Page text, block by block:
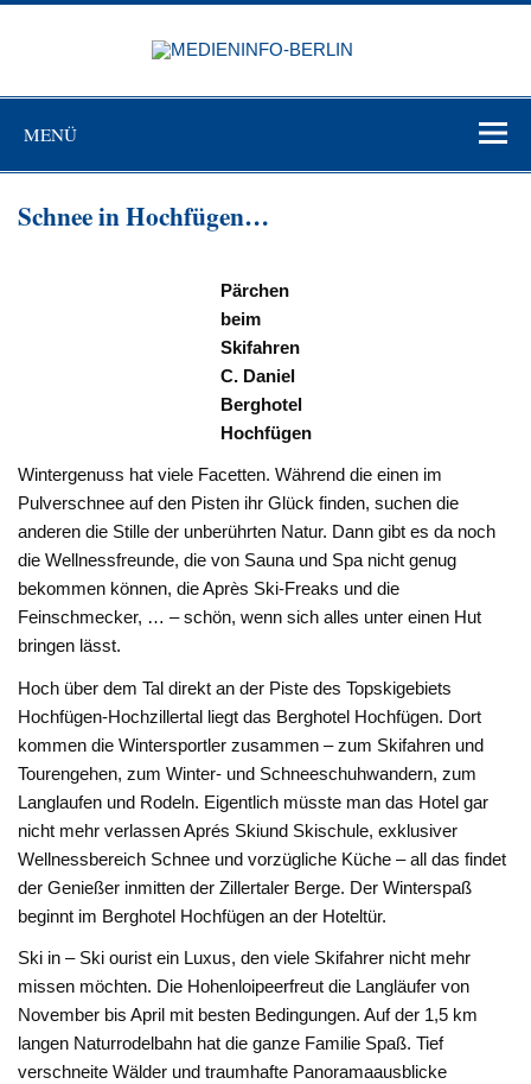
Zum
MENÜ
Schnee in Hochfügen…
Pärchen
beim
Skifahren
C. Daniel
Berghotel
Hochfügen
Wintergenuss hat viele Facetten. Während die einen im
Pulverschnee auf den Pisten ihr Glück finden, suchen die
anderen die Stille der unberührten Natur. Dann gibt es da noch
die Wellnessfreunde, die von Sauna und Spa nicht genug
bekommen können, die Après Ski-Freaks und die
Feinschmecker, … – schön, wenn sich alles unter einen Hut
bringen lässt.
Hoch über dem Tal direkt an der Piste des Topskigebiets
Hochfügen-Hochzillertal liegt das Berghotel Hochfügen. Dort
kommen die Wintersportler zusammen – zum Skifahren und
Tourengehen, zum Winter- und Schneeschuhwandern, zum
Langlaufen und Rodeln. Eigentlich müsste man das Hotel gar
nicht mehr verlassen Aprés Skiund Skischule, exklusiver
Wellnessbereich Schnee und vorzügliche Küche – all das findet
der Genießer inmitten der Zillertaler Berge. Der Winterspaß
beginnt im Berghotel Hochfügen an der Hoteltür.
Ski in – Ski ourist ein Luxus, den viele Skifahrer nicht mehr
missen möchten. Die Hohenloipeerfreut die Langläufer von
November bis April mit besten Bedingungen. Auf der 1,5 km
langen Naturrodelbahn hat die ganze Familie Spaß. Tief
verschneite Wälder und traumhafte Panoramaausblicke